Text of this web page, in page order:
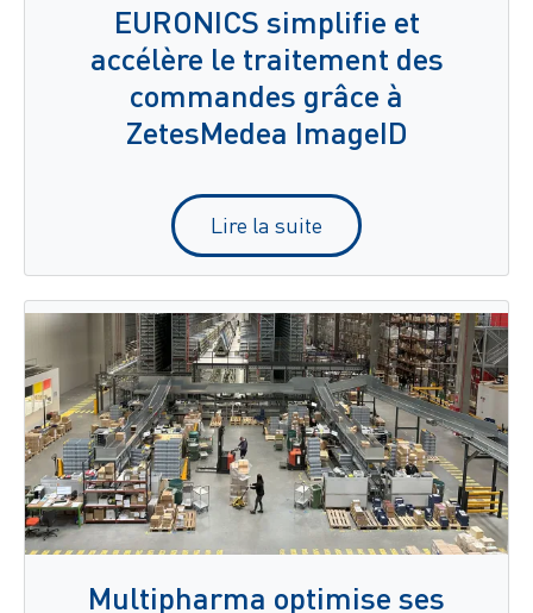
EURONICS simplifie et
accélère le traitement des
commandes grâce à
ZetesMedea ImageID
Lire la suite
Multipharma optimise ses